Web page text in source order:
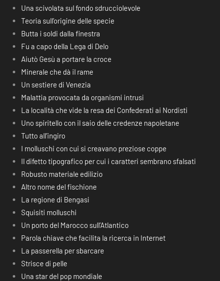
Una scivolata sul fondo sdrucciolevole
Teoria sull’origine delle specie
Butta i soldi dalla finestra
Fu a capo della Lega di Delo
Aiutò Gesù a portare la croce
Minerale che dà il rame
Un sestiere di Venezia
Malattia provocata da organismi intrusi
La località che vide la resa dei Confederati ai Nordisti
Uno spiritello con il saio delle credenze napoletane
Tutto all’ingiro
I molluschi con cui si creavano preziose coppe
Il difetto tipografico per cui i caratteri sembrano sfalsati
Robusto materiale edilizio
Altro nome del fischione
La regione di Bengasi
Squisiti molluschi
Un porto del Marocco sull’Atlantico
Parola chiave che facilita la ricerca in Internet
La passerella per sbarcare
Strisce di pelle
Una star del pop mondiale